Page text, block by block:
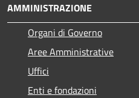
AMMINISTRAZIONE
Organi di Governo
Aree Amministrative
Uffici
Enti e fondazioni